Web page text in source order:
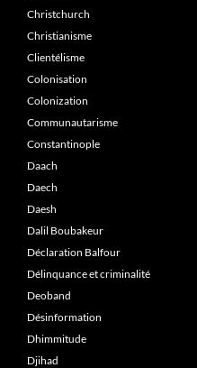
Christchurch
Christianisme
Clientélisme
Colonisation
Colonization
Communautarisme
Constantinople
Daach
Daech
Daesh
Dalil Boubakeur
Déclaration Balfour
Délinquance et criminalité
Deoband
Désinformation
Dhimmitude
Djihad